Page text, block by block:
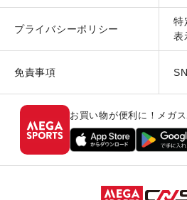
プライバシーポリシー
特
表
免責事項
お買い物が便利に！メガ